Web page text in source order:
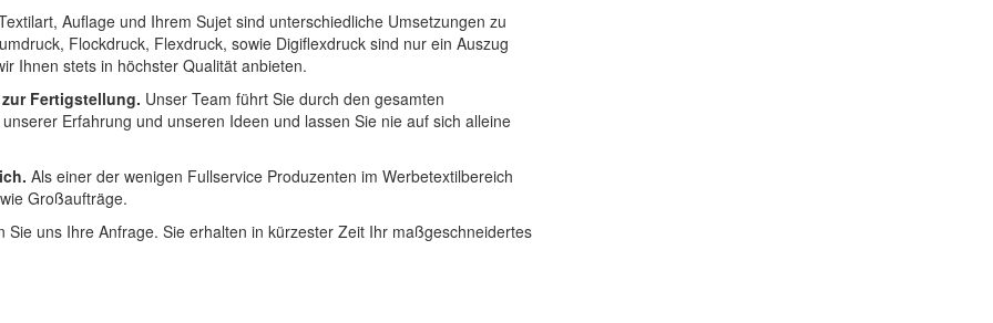
Auflage und Ihrem Sujet sind unterschiedliche Umsetzungen zu
Flockdruck, Flexdruck, sowie Digiflexdruck sind nur ein Auszug
Ihnen stets in höchster Qualität anbieten.
Fertigstellung. Unser Team führt Sie durch den gesamten
Erfahrung und unseren Ideen und lassen Sie nie auf sich alleine
Als einer der wenigen Fullservice Produzenten im Werbetextilbereich
Großaufträge.
uns Ihre Anfrage. Sie erhalten in kürzester Zeit Ihr maßgeschneidertes